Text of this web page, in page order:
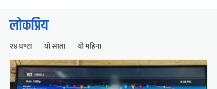
लोकप्रिय
२४ घण्टा यो साता यो महिना